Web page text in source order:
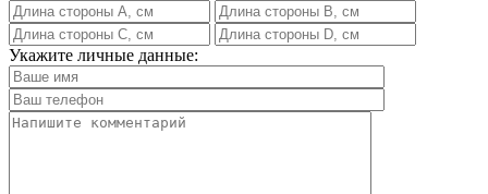
Укажите личные данные: